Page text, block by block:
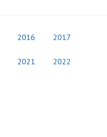
2016 2017
2021 2022